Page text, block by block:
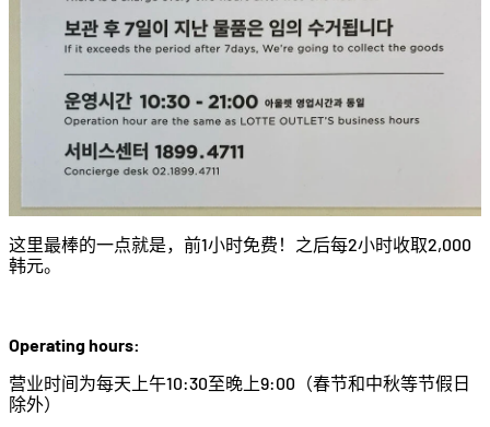
这里最棒的一点就是，前1小时免费！之后每2小时收取2,000
韩元。
Operating hours:
营业时间为每天上午10:30至晚上9:00（春节和中秋等节假日
除外）